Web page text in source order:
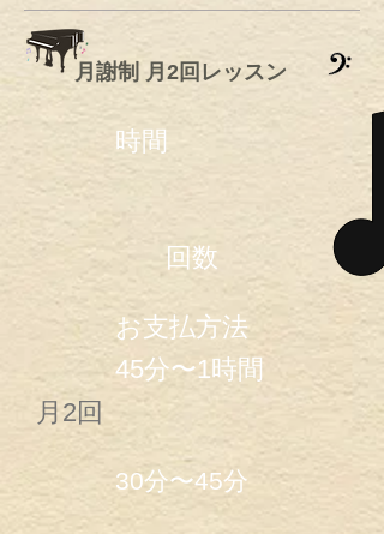
​月謝制 月2回レッスン
時間
回数
45分〜1時間
月2回
​お支払方法
30分〜45分